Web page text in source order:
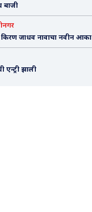
बाजी
किरण जाधव नावाचा नवीन आका
एन्ट्री झाली